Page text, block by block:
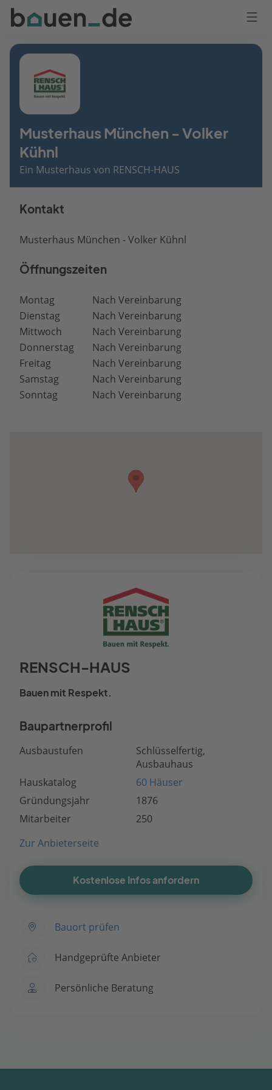
Bauen
Logo
Anmelden
Musterhaus München - Volker
Kühnl
Ein Musterhaus von RENSCH-HAUS
Kontakt
Musterhaus München - Volker Kühnl
Öffnungszeiten
Montag
Nach Vereinbarung
Dienstag
Nach Vereinbarung
Mittwoch
Nach Vereinbarung
Donnerstag
Nach Vereinbarung
Freitag
Nach Vereinbarung
Samstag
Nach Vereinbarung
Sonntag
Nach Vereinbarung
RENSCH-HAUS
Bauen mit Respekt.
Baupartnerprofil
Ausbaustufen
Schlüsselfertig,
Ausbauhaus
Hauskatalog
60 Häuser
Gründungsjahr
1876
Mitarbeiter
250
Zur Anbieterseite
Kostenlose Infos anfordern
Bauort prüfen
Handgeprüfte Anbieter
Persönliche Beratung